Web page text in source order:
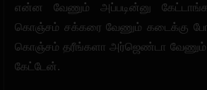
என்ன வேணும் அப்படின்னு
கொஞ்சம் சக்கரை வேணும் கடைக்கு
கொஞ்சம் தரீங்களா அர்ஜெண்டா வேணும்
கேட்டேன்.